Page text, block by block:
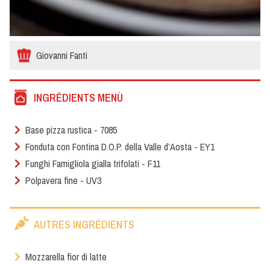
Giovanni Fanti
INGRÉDIENTS MENÙ
Base pizza rustica - 7085
Fonduta con Fontina D.O.P. della Valle d’Aosta - EY1
Funghi Famigliola gialla trifolati - F11
Polpavera fine - UV3
AUTRES INGRÉDIENTS
Mozzarella fior di latte